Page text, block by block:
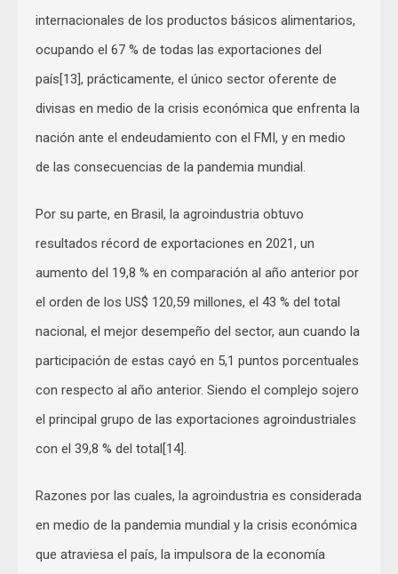
internacionales de los productos básicos alimentarios,
ocupando el 67 % de todas las exportaciones del
país[13], prácticamente, el único sector oferente de
divisas en medio de la crisis económica que enfrenta la
nación ante el endeudamiento con el FMI, y en medio
de las consecuencias de la pandemia mundial.
Por su parte, en Brasil, la agroindustria obtuvo
resultados récord de exportaciones en 2021, un
aumento del 19,8 % en comparación al año anterior por
el orden de los US$ 120,59 millones, el 43 % del total
nacional, el mejor desempeño del sector, aun cuando la
participación de estas cayó en 5,1 puntos porcentuales
con respecto al año anterior. Siendo el complejo sojero
el principal grupo de las exportaciones agroindustriales
con el 39,8 % del total[14].
Razones por las cuales, la agroindustria es considerada
en medio de la pandemia mundial y la crisis económica
que atraviesa el país, la impulsora de la economía